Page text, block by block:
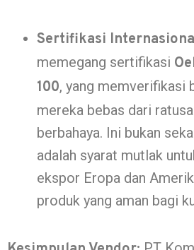
Sertifikasi
memegang sertifikasi
100, yang memverifikasi
mereka bebas dari
berbahaya. Ini bukan
adalah syarat mutlak
ekspor Eropa dan
produk yang aman bagi